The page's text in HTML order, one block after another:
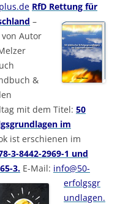
RfD Rettung für
–
Autor
&
mit dem Titel: 50
im
ist erschienen im
3-8442-2969-1 und
3. E-Mail: info@50-
erfolgsgr
undlagen.